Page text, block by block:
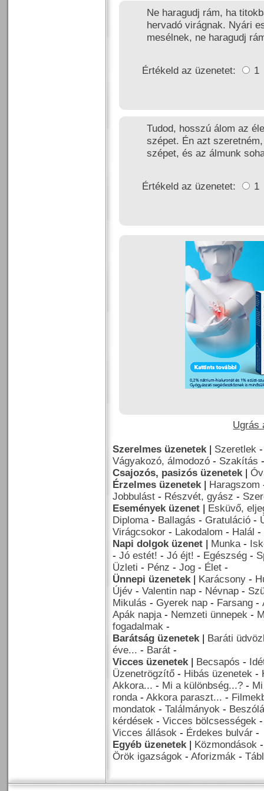
Ne haragudj rám, ha
hervadó virágnak. Nyári
mesélnek, ne haragudj
Értékeld az üzenetet: 1
Tudod, hosszú álom az
szépet. Én azt
szépet, és az álmunk
Értékeld az üzenetet: 1
Ugrás
Szerelmes üzenetek| Szeretlek
Vágyakozó, álmodozó - Szakítás
Csajozós, pasizós üzenetek|
Érzelmes üzenetek| Haragszom
Jobbulást - Részvét, gyász -
Események üzenet | Esküvő,
Diploma- Ballagás - Gratuláció -
Virágcsokor - Lakodalom - Halál -
Napi dolgok üzenet | Munka-
- Jó estét! - Jó éjt! - Egészség -
Üzleti - Pénz - Jog - Élet -
Ünnepi üzenetek| Karácsony -
Újév - Valentin nap - Névnap -
Mikulás - Gyerek nap - Farsang -
Apák napja- Nemzeti ünnepek -
fogadalmak -
Barátság üzenetek| Baráti
éve... - Barát -
Vicces üzenetek| Becsapós -
Üzenetrögzítő - Hibás üzenetek -
Akkora... - Mi a különbség...? -
ronda- Akkora paraszt... -
mondatok - Találmányok -
kérdések - Vicces bölcsességek
Vicces állások - Érdekes bulvár -
Egyéb üzenetek| Közmondások
Örök igazságok - Aforizmák -